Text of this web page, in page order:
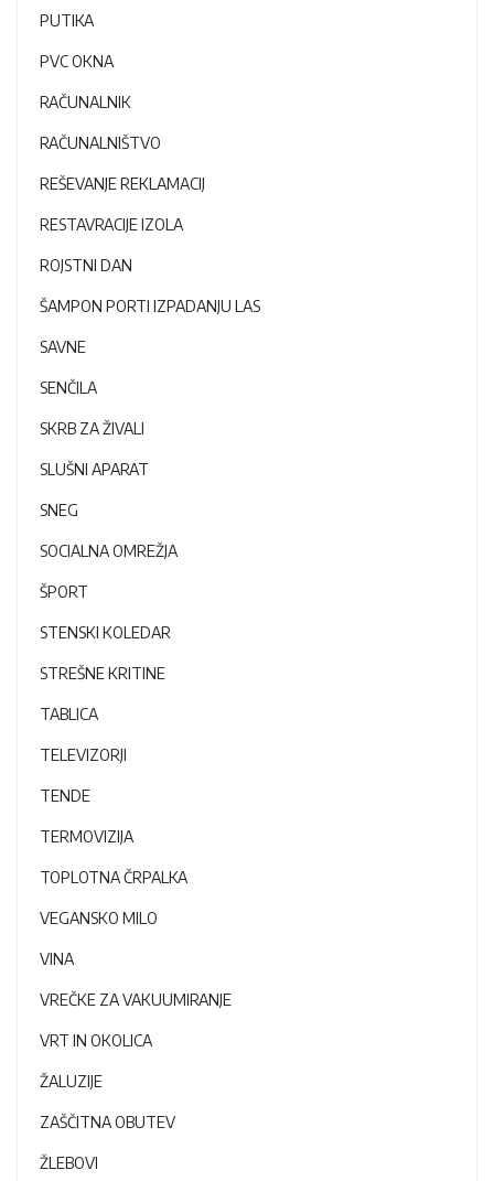
PUTIKA
PVC OKNA
RAČUNALNIK
RAČUNALNIŠTVO
REŠEVANJE REKLAMACIJ
RESTAVRACIJE IZOLA
ROJSTNI DAN
ŠAMPON PORTI IZPADANJU LAS
SAVNE
SENČILA
SKRB ZA ŽIVALI
SLUŠNI APARAT
SNEG
SOCIALNA OMREŽJA
ŠPORT
STENSKI KOLEDAR
STREŠNE KRITINE
TABLICA
TELEVIZORJI
TENDE
TERMOVIZIJA
TOPLOTNA ČRPALKA
VEGANSKO MILO
VINA
VREČKE ZA VAKUUMIRANJE
VRT IN OKOLICA
ŽALUZIJE
ZAŠČITNA OBUTEV
ŽLEBOVI